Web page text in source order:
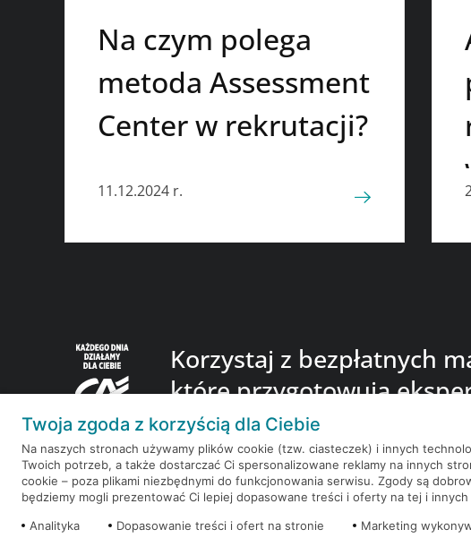
Na czym polega
metoda Assessment
Center w rekrutacji?
11.12.2024 r.
Korzystaj z bezpłatnych
które przygotowują
finansowego.
Redakcja Kontakt Regulamin Ustawienia cookies
Twoja zgoda z korzyścią dla Ciebie
Na naszych stronach używamy plików cookie (tzw. ciasteczek) i innych
Twoich potrzeb, a także dostarczać Ci spersonalizowane reklamy na innych
cookie – poza plikami niezbędnymi do funkcjonowania serwisu. Zgody są
będziemy mogli prezentować Ci lepiej dopasowane treści i oferty na tej i
Analityka
Dopasowanie treści i ofert na stronie Marketing